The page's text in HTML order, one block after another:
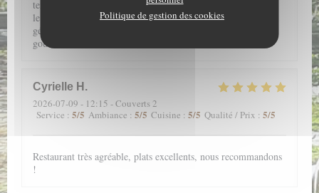
Politique de gestion des cookies
textures douces au caractère souligné, vous accompagne pour
le plus grand plaisir de la bouche. Enfin, le petit verre de
génépi, sympathiquement offert, clôture ce petit voyage
gourmand.
Cyrielle H
2026-07-09 - 12:15 - Couverts 2
Service : 5/5 Ambiance : 5/5 Cuisine : 5/5 Qualité / Prix : 5/5
Restaurant très agréable, plats excellents, nous recommandons
!